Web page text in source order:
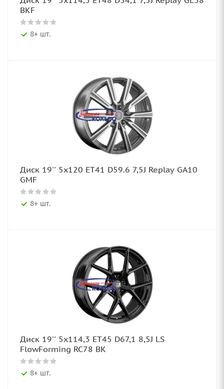
BKF
8+ шт.
Диск 19'' 5x120 ET41 D59.6 7,5J Replay GA10
GMF
8+ шт.
Диск 19'' 5x114,3 ET45 D67,1 8,5J LS
FlowForming RC78 BK
8+ шт.